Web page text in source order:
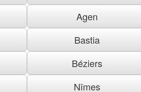
Agen
Bastia
Béziers
Nîmes